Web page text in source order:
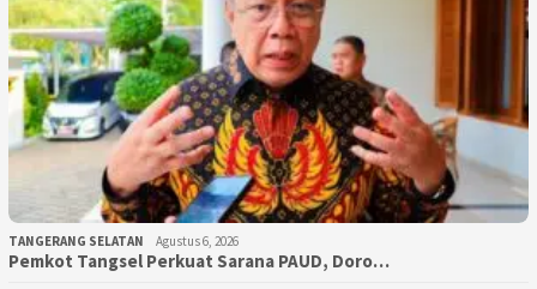
TANGERANG SELATAN Agustus 6, 2026
Pemkot Tangsel Perkuat Sarana PAUD, Doro…